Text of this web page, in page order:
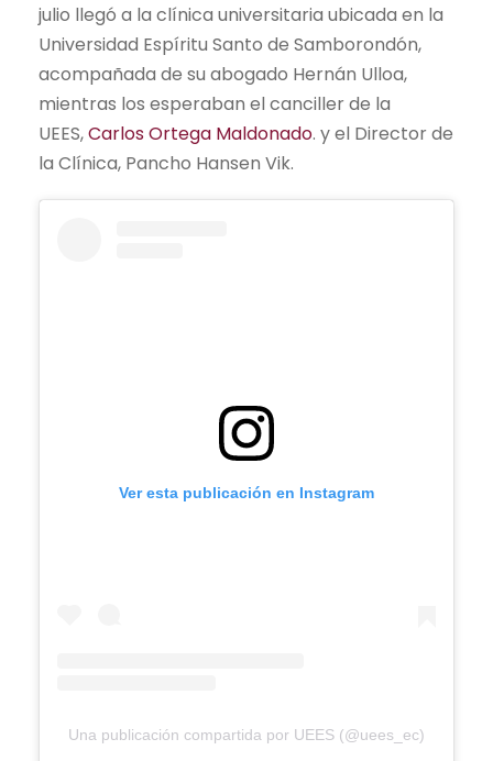
julio llegó a la clínica universitaria ubicada en la
Universidad Espíritu Santo de Samborondón,
acompañada de su abogado Hernán Ulloa,
mientras los esperaban el canciller de la
UEES,Carlos Ortega Maldonado. y el Director de
la Clínica, Pancho Hansen Vik.
Ver esta publicación en Instagram
Una publicación compartida por UEES (@uees_ec)